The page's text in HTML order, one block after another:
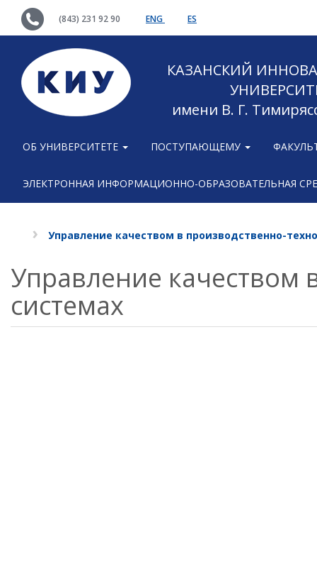
(843) 231 92 90 ENG ES
КАЗАНСКИЙ
имени В. Г.
ОБ УНИВЕРСИТЕТЕ ПОСТУПАЮЩЕМУ
ЭЛЕКТРОННАЯ ИНФОРМАЦИОННО-ОБРАЗОВАТЕЛЬНАЯ
Управление качеством в производственно-
Управление качеством
системах